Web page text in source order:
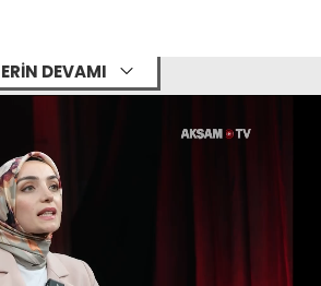
DEVAMI